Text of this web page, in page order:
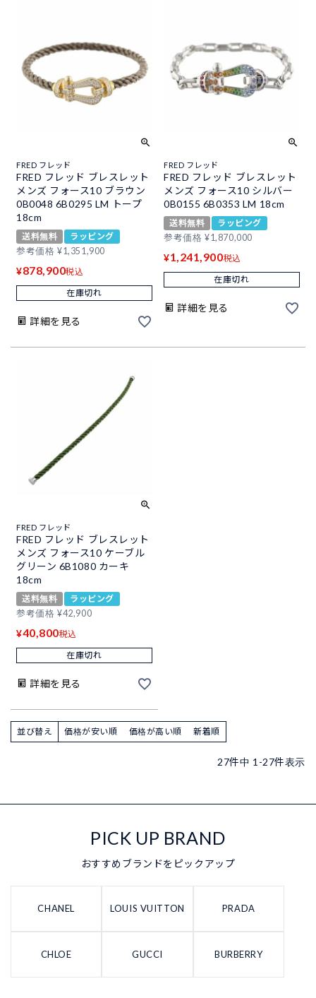
FRED フレッド
FRED フレッド ブレスレット
メンズ フォース10 ブラウン
0B0048 6B0295 LM トープ
18cm
送料無料
ラッピング
参考価格 ¥1,351,900
¥878,900税込
在庫切れ
詳細を見る
FRED フレッド
FRED フレッド ブレスレット
メンズ フォース10 シルバー
0B0155 6B0353 LM 18cm
送料無料
ラッピング
参考価格 ¥1,870,000
¥1,241,900税込
在庫切れ
詳細を見る
FRED フレッド
FRED フレッド ブレスレット
メンズ フォース10 ケーブル
グリーン 6B1080 カーキ
18cm
送料無料
ラッピング
参考価格 ¥42,900
¥40,800税込
在庫切れ
詳細を見る
並び替え 価格が安い順 価格が高い順 新着順
27件中 1 -27件表示
PICK UP BRAND
おすすめブランドをピックアップ
CHANEL LOUIS VUITTON PRADA
CHLOE GUCCI BURBERRY